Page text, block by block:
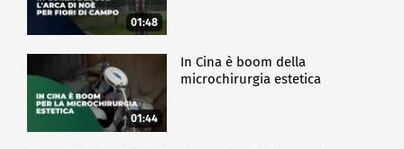
01:48
01:44
In Cina è boom della
microchirurgia estetica